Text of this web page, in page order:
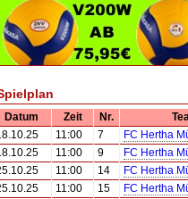
Datum Zeit Nr.
11:00 7
FC Hertha
11:00 9
FC Hertha
11:00 14
FC Hertha
11:00 15
FC Hertha